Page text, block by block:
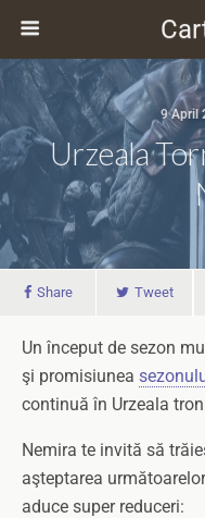
9 April
Urzeala
Share Tweet
Un început de sezon
şi promisiunea
continuă în Urzeala
Nemira te invită să
aşteptarea
aduce super reduceri: